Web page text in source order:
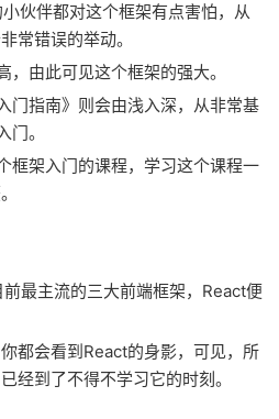
伙伴都对这个框架有点害怕，从
常错误的举动。
由此可见这个框架的强大。
门指南》则会由浅入深，从非常基
。
框架入门的课程，学习这个课程一
最主流的三大前端框架，React便
都会看到React的身影，可见，所
经到了不得不学习它的时刻。